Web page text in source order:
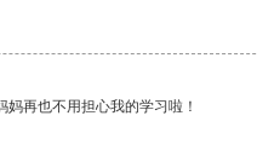
妈再也不用担心我的学习啦！